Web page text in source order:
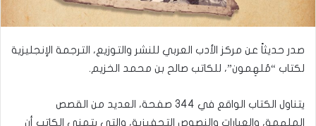
صدر حديثاً عن مركز الأدب العربي للنشر والتوزيع، الترجمة الإنجليزية
لكتاب “مُلهِمون”، للكاتب صالح بن محمد الخزيم.
يتناول الكتاب الواقع في 344 صفحة، العديد من القصص
الملهمة، والعبارات والنصوص التحفيزية، والتي يتمنى الكاتب أن